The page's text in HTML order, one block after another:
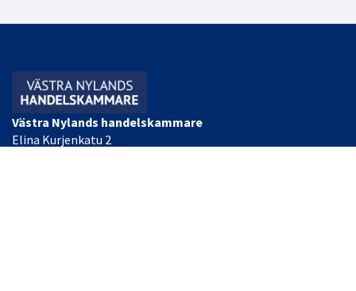
Västra Nylands handelskammare
Elina Kurjenkatu 2